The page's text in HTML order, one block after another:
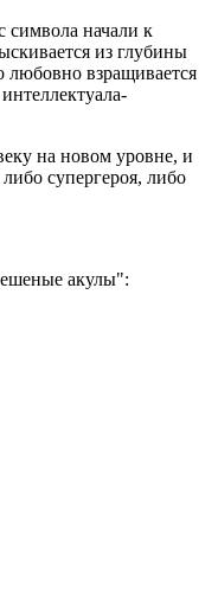
символа начали к
из глубины
любовно взращивается
на новом уровне, и
супергероя, либо
акулы":